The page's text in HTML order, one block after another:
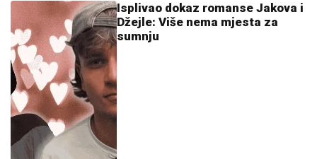
Isplivao dokaz romanse Jakova i
Džejle: Više nema mjesta za
sumnju